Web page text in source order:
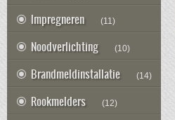
Impregneren (11)
Noodverlichting (10)
Brandmeldinstallatie (14)
Rookmelders (12)